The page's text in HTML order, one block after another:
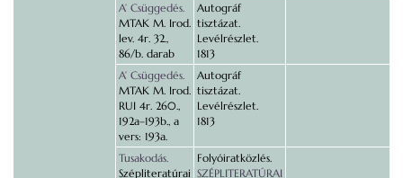
A’ Csüggedés.
MTAK M. Irod.
lev. 4r. 32.,
86/b. darab
Autográf
tisztázat.
Levélrészlet.
1813
A’ Csüggedés.
MTAK M. Irod.
RUI 4r. 260.,
192a–193b., a
vers: 193a.
Autográf
tisztázat.
Levélrészlet.
1813
Tusakodás.
Szépliteratúrai
Folyóiratközlés.
SZÉPLITERATÚRAI